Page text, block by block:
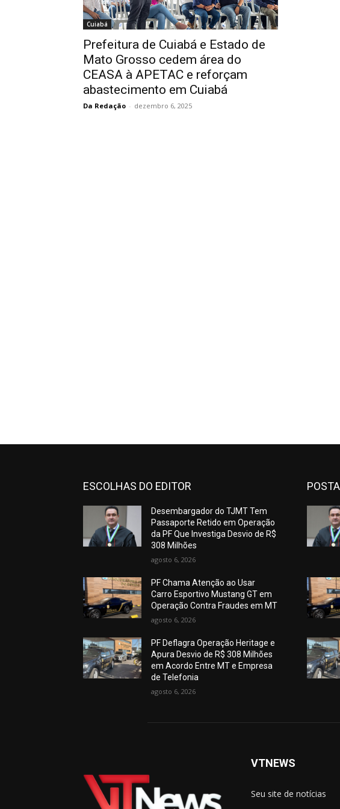
Cuiabá
Prefeitura de Cuiabá e Estado de
Mato Grosso cedem área do
CEASA à APETAC e reforçam
abastecimento em Cuiabá
Da Redação - dezembro 6, 2025
ESCOLHAS DO EDITOR
Desembargador do TJMT Tem
Passaporte Retido em Operação
da PF Que Investiga Desvio de R$
308 Milhões
agosto 6, 2026
PF Chama Atenção ao Usar
Carro Esportivo Mustang GT em
Operação Contra Fraudes em MT
agosto 6, 2026
PF Deflagra Operação Heritage e
Apura Desvio de R$ 308 Milhões
em Acordo Entre MT e Empresa
de Telefonia
agosto 6, 2026
VTNEWS
Seu site de notícias